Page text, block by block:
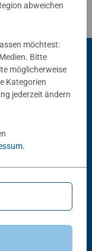
suchen
Auf dem Land
abweichen
möchtest:
Bitte
möglicherweise
Kategorien
jederzeit ändern
.